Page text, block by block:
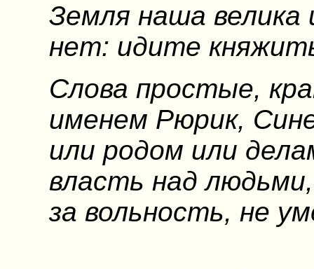
Земля наша велика
нет: идите
Слова простые,
именем Рюрик,
или родом или
власть над
за вольность, не